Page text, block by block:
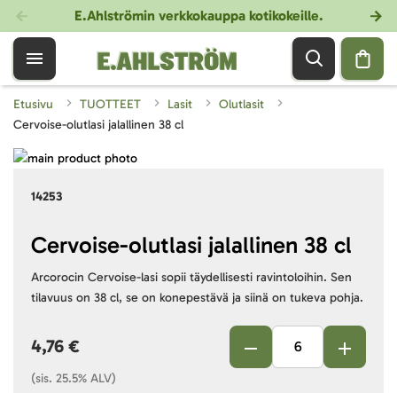
E.Ahlströmin verkkokauppa kotikokeille.
Etusivu TUOTTEET Lasit
Olutlasit
Cervoise-olutlasi jalallinen 38 cl
14253
Cervoise-olutlasi jalallinen 38 cl
Arcorocin Cervoise-lasi sopii täydellisesti ravintoloihin. Sen
tilavuus on 38 cl, se on konepestävä ja siinä on tukeva pohja.
4,76 €
(sis. 25.5% ALV)
Skip
images
gallery
beginning
images